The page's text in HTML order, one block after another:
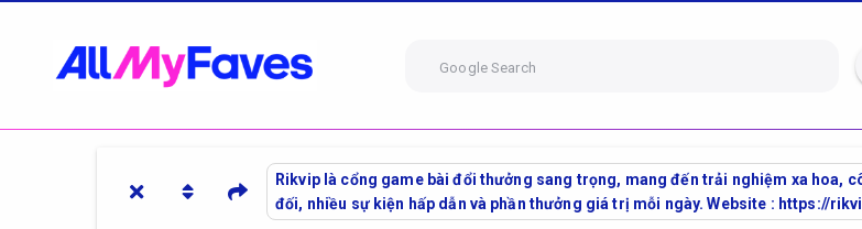
Google Search
Rikvip là cổng game bài đổi thưởng sang trọng, mang đến trải nghiệm xa hoa,
đối, nhiều sự kiện hấp dẫn và phần thưởng giá trị mỗi ngày. Website : https://